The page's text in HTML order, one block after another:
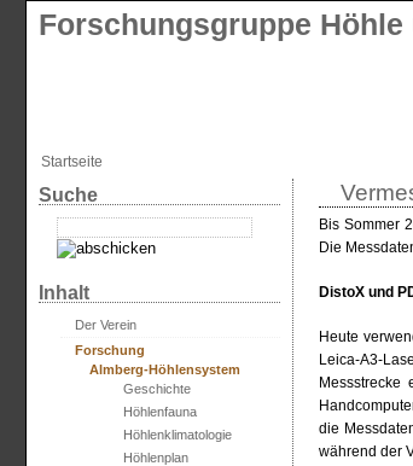
Forschungsgruppe Höhle
Startseite
Bis Sommer
Die
DistoX und
Heute
Leica-A3-
Messstrecke
die
während der
Suche
Inhalt
Der Verein
Forschung
Almberg-Höhlensystem
Geschichte
Höhlenfauna
Höhlenklimatologie
Höhlenplan